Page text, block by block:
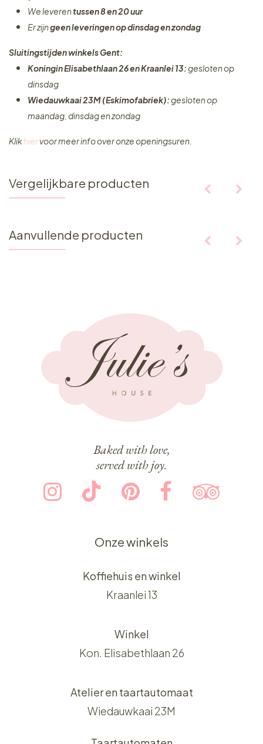
We leverentussen 8 en 20 uur
Er zijngeen leveringenop dinsdag en zondag
Sluitingstijden winkels Gent:
Koningin Elisabethlaan 26 en Kraanlei 13:gesloten op
dinsdag
Wiedauwkaai 23M (Eskimofabriek):gesloten op
maandag, dinsdag en zondag
Klikhiervoor meer info over onze openingsuren.
Vergelijkbare producten
Aanvullende producten
Baked with love,
served with joy.
Onze winkels
Koffiehuis en winkel
Kraanlei 13
Winkel
Kon. Elisabethlaan 26
Atelier en taartautomaat
Wiedauwkaai 23M